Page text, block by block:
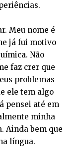
Meu nome é
já fui motivo
Não
faz crer que
problemas
ele tem algo
pensei até em
minha
Ainda bem que
língua.